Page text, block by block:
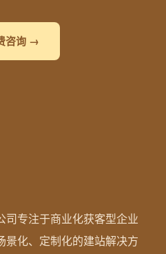
咨询 →
司专注于商业化获客型企业
景化、定制化的建站解决方